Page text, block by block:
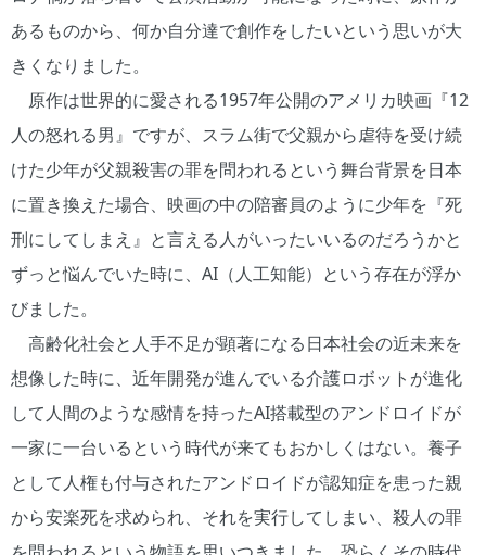
あるものから、何か自分達で創作をしたいという思いが大
きくなりました。
原作は世界的に愛される1957年公開のアメリカ映画『12
人の怒れる男』ですが、スラム街で父親から虐待を受け続
けた少年が父親殺害の罪を問われるという舞台背景を日本
に置き換えた場合、映画の中の陪審員のように少年を『死
刑にしてしまえ』と言える人がいったいいるのだろうかと
ずっと悩んでいた時に、AI（人工知能）という存在が浮か
びました。
高齢化社会と人手不足が顕著になる日本社会の近未来を
想像した時に、近年開発が進んでいる介護ロボットが進化
して人間のような感情を持ったAI搭載型のアンドロイドが
一家に一台いるという時代が来てもおかしくはない。養子
として人権も付与されたアンドロイドが認知症を患った親
から安楽死を求められ、それを実行してしまい、殺人の罪